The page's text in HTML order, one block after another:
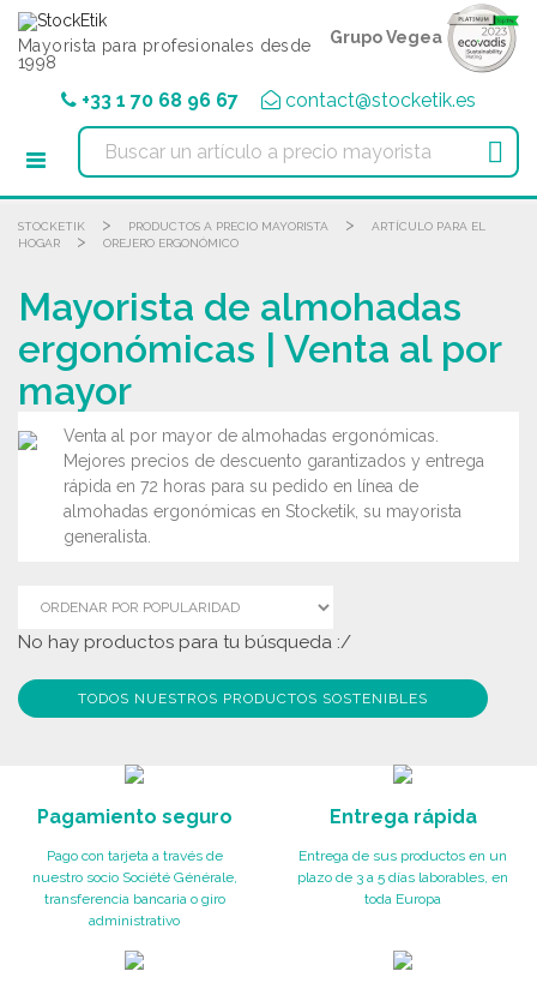
Mayorista para profesionales desde
1998
Grupo Vegea
+33 1 70 68 96 67 contact@stocketik.es

STOCKETIK > PRODUCTOS A PRECIO MAYORISTA >
ARTÍCULO PARA EL
HOGAR
> OREJERO ERGONÓMICO
Mayorista de almohadas
ergonómicas | Venta al por
mayor
Venta al por mayor de almohadas ergonómicas.
Mejores precios de descuento garantizados y entrega
rápida en 72 horas para su pedido en línea de
almohadas ergonómicas en Stocketik, su mayorista
generalista.
No hay productos para tu búsqueda :/
TODOS NUESTROS PRODUCTOS SOSTENIBLES
Pagamiento seguro
Pago con tarjeta a través de
nuestro socio Société Générale,
transferencia bancaria o giro
administrativo
Entrega rápida
Entrega de sus productos en un
plazo de 3 a 5 días laborables, en
toda Europa
Panel de gestión de cookies